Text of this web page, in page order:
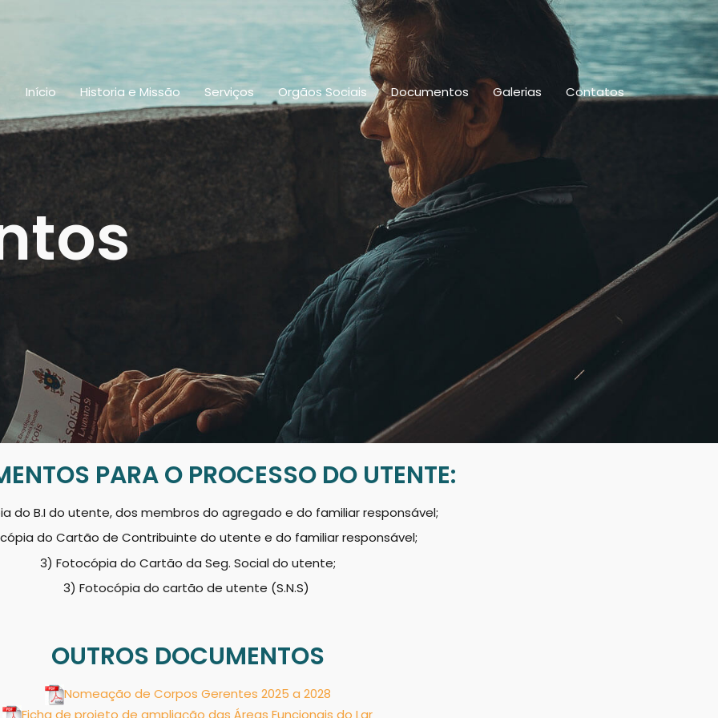
Início Historia e Missão Serviços Orgãos Sociais Documentos Galerias Contatos
PARA O PROCESSO DO UTENTE:
do B.I do utente, dos membros do agregado e do familiar responsável;
do Cartão de Contribuinte do utente e do familiar responsável;
3) Fotocópia do Cartão da Seg. Social do utente;
3) Fotocópia do cartão de utente (S.N.S)
OUTROS DOCUMENTOS
Nomeação de Corpos Gerentes 2025 a 2028
Ficha de projeto de ampliação das Áreas Funcionais do Lar